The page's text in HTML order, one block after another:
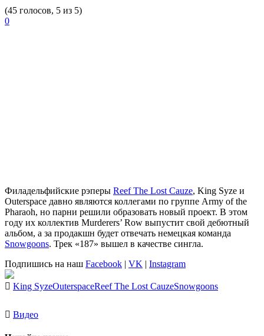
(45 голосов, 5 из 5)
0
Филадельфийские рэперы Reef The Lost Cauze, King Syze и
Outerspace давно являются коллегами по группе Army of the
Pharaoh, но парни решили образовать новый проект. В этом
году их коллектив Murderers’ Row выпустит свой дебютный
альбом, а за продакшн будет отвечать немецкая команда
Snowgoons. Трек «187» вышел в качестве сингла.
Подпишись на наш Facebook | VK | Instagram
King SyzeOuterspaceReef The Lost CauzeSnowgoons
Видео